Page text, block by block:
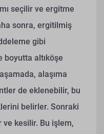
seçilir ve ergitme
sonra, ergitilmiş
gibi
altıköşe
alaşıma
de eklenebilir, bu
belirler. Sonraki
kesilir. Bu işlem,